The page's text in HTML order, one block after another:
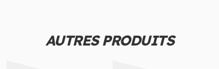
AUTRES PRODUITS